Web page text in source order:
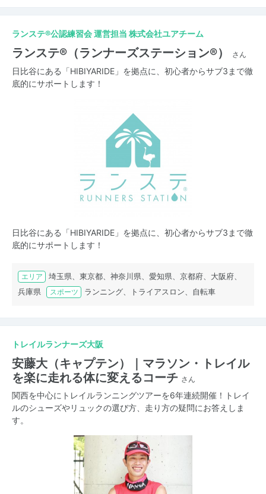
ランステ®公認練習会 運営担当 株式会社ユアチーム
ランステ®（ランナーズステーション®） さん
日比谷にある「HIBIYARIDE」を拠点に、初心者からサブ3まで徹
底的にサポートします！
日比谷にある「HIBIYARIDE」を拠点に、初心者からサブ3まで徹
底的にサポートします！
エリア
埼玉県、東京都、神奈川県、愛知県、京都府、大阪府、
兵庫県
スポーツ ランニング、トライアスロン、自転車
トレイルランナーズ大阪
安藤大（キャプテン）｜マラソン・トレイル
を楽に走れる体に変えるコーチ さん
関西を中心にトレイルランニングツアーを6年連続開催！トレイ
ルのシューズやリュックの選び方、走り方の疑問にお答えしま
す。